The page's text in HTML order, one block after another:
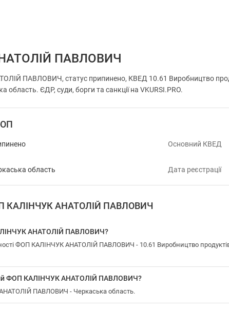
ПАВЛОВИЧ
ПАВЛОВИЧ, статус припинено, КВЕД 10.61 Виробництво
область. ЄДР, суди, борги та санкції на VKURSI.PRO.
Основний КВЕД
область Дата реєстрації
КАЛІНЧУК АНАТОЛІЙ ПАВЛОВИЧ
АНАТОЛІЙ ПАВЛОВИЧ?
ФОП КАЛІНЧУК АНАТОЛІЙ ПАВЛОВИЧ - 10.61 Виробництво
ФОП КАЛІНЧУК АНАТОЛІЙ ПАВЛОВИЧ?
АНАТОЛІЙ ПАВЛОВИЧ - Черкаська область.